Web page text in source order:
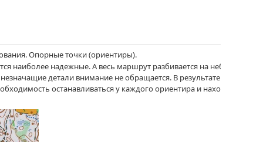
Опорные точки (ориентиры).
наиболее надежные.А весь маршрут разбивается на небольшие
незначащие детали внимание не обращается. В результате
останавливатьсяу каждогоориентира и находить